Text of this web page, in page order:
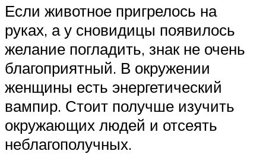
Если животное пригрелось на
руках, а у сновидицы появилось
желание погладить, знак не очень
благоприятный. В окружении
женщины есть энергетический
вампир. Стоит получше изучить
окружающих людей и отсеять
неблагополучных.